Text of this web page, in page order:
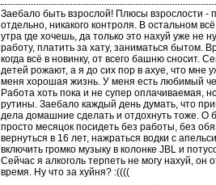
Заебало быть взрослой! Плюсы взрослости -
отдельно, никакого контроля. В остальном
утра где хочешь, да только это нахуй уже не
работу, платить за хату, заниматься бытом.
когда всё в новинку, от всего башню сносит.
детей рожают, а я до сих пор в ахуе, что мне
меня хорошая жизнь. У меня есть любимый
Работа хоть пока и не супер оплачиваемая,
рутины. Заебало каждый день думать, что
дела домашние сделать и отдохнуть тоже. О
просто месяцок посидеть без работы, без
вернуться в 16 лет, нажраться водки с
включить громко музыку в колонке JBL и
Сейчас я алкоголь терпеть не могу нахуй,
время. Ну что за хуйня? :((((